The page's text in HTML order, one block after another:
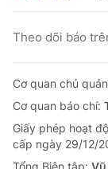
Theo dõi báo
Cơ quan chủ
Cơ quan báo chí:
Giấy phép hoạt
cấp ngày 29/12/